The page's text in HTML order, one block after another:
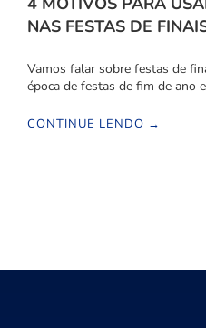
NAS FESTAS DE
Vamos falar sobre festas de
época de festas de fim de ano
CONTINUE LENDO →